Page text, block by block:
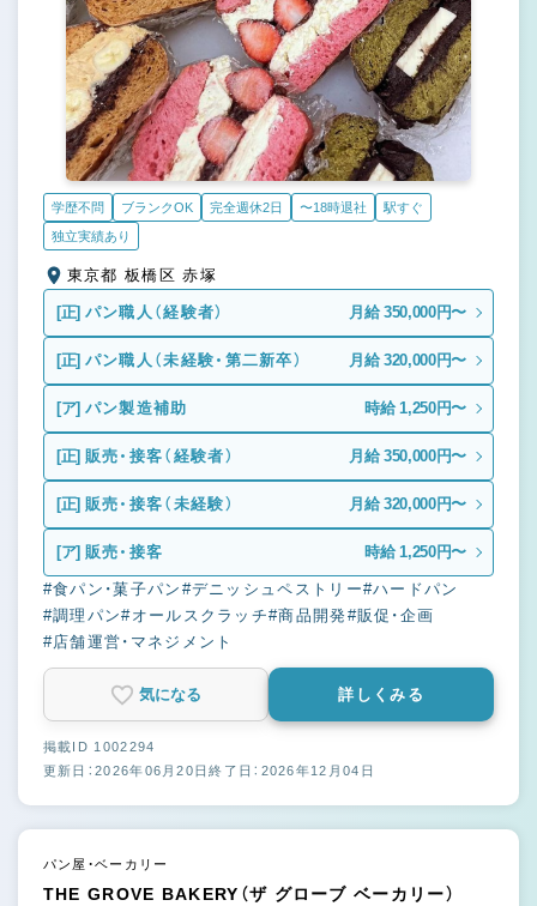
学歴不問 ブランクOK 完全週休2日 〜18時退社
駅すぐ
独立実績あり
東京都 板橋区 赤塚
[正] パン職人（経験者） 月給 350,000円〜
[正] パン職人（未経験・第二新卒） 月給 320,000円〜
[ア] パン製造補助 時給 1,250円〜
[正] 販売・接客（経験者） 月給 350,000円〜
[正] 販売・接客（未経験） 月給 320,000円〜
[ア] 販売・接客 時給 1,250円〜
#食パン・菓子パン #デニッシュペストリー#ハードパン
#調理パン#オールスクラッチ#商品開発#販促・企画
#店舗運営・マネジメント
気になる 詳しくみる
掲載ID 1002294
更新日：2026年06月20日終了日：2026年12月04日
パン屋・ベーカリー
THE GROVE BAKERY（ザ グローブ ベーカリー）